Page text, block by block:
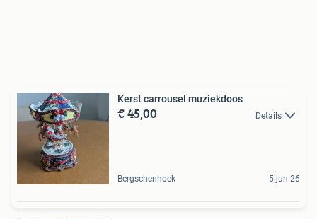
Kerst carrousel muziekdoos
€ 45,00 Details
Bergschenhoek 5 jun 26